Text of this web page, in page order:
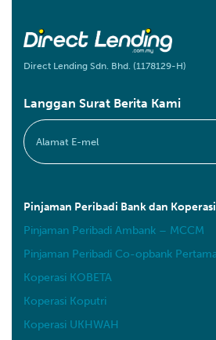
Direct Lending Sdn. Bhd. (1178129-H)
Langgan Surat Berita Kami
Pinjaman Peribadi Bank dan Koperasi
Pinjaman Peribadi Ambank – MCCM
Pinjaman Peribadi Co-opbank
Koperasi KOBETA
Koperasi Koputri
Koperasi UKHWAH